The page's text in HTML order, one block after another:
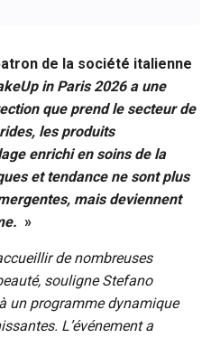
de la société italienne
in Paris 2026 a une
que prend le secteur de
les produits
enrichi en soins de la
et tendance ne sont plus
mais deviennent
»
de nombreuses
souligne Stefano
un programme dynamique
L’événement a